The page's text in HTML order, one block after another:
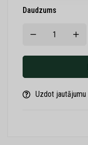
Daudzums
Uzdot jautājumu